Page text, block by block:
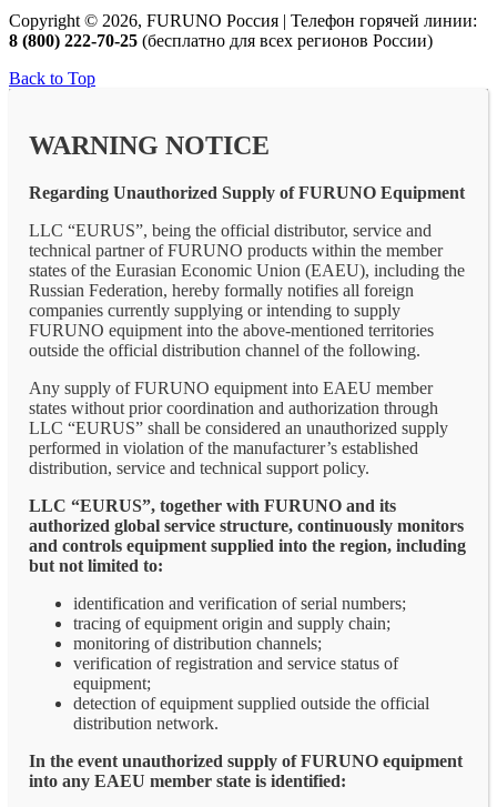
Copyright © 2026, FURUNO Россия | Телефон горячей линии:
8 (800) 222-70-25 (бесплатно для всех регионов России)
Back to Top
WARNING NOTICE
Regarding Unauthorized Supply of FURUNO Equipment
LLC “EURUS”, being the official distributor, service and
technical partner of FURUNO products within the member
states of the Eurasian Economic Union (EAEU), including the
Russian Federation, hereby formally notifies all foreign
companies currently supplying or intending to supply
FURUNO equipment into the above-mentioned territories
outside the official distribution channel of the following.
Any supply of FURUNO equipment into EAEU member
states without prior coordination and authorization through
LLC “EURUS” shall be considered an unauthorized supply
performed in violation of the manufacturer’s established
distribution, service and technical support policy.
LLC “EURUS”, together with FURUNO and its
authorized global service structure, continuously monitors
and controls equipment supplied into the region, including
but not limited to:
identification and verification of serial numbers;
tracing of equipment origin and supply chain;
monitoring of distribution channels;
verification of registration and service status of
equipment;
detection of equipment supplied outside the official
distribution network.
In the event unauthorized supply of FURUNO equipment
into any EAEU member state is identified: